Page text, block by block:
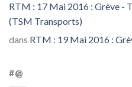
RTM : 17 Mai 2016 : Grève -
(TSM Transports)
dans RTM : 19 Mai 2016 :
#@